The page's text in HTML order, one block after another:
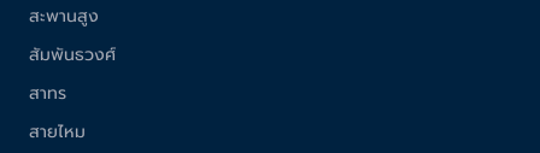
สะพานสูง
สัมพันธวงศ์
สาทร
สายไหม